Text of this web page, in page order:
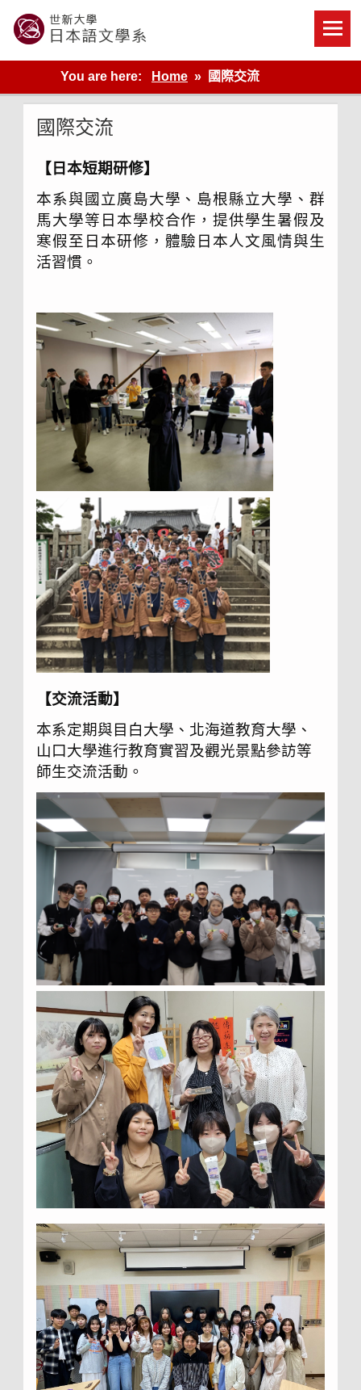
content
世新大學教學單位的網站
You are here:
Home 國際交流
國際交流
【日本短期研修】
本系與國立廣島大學、島根縣立大學、群
馬大學等日本學校合作，提供學生暑假及
寒假至日本研修，體驗日本人文風情與生
活習慣。
【交流活動】
本系定期與目白大學、北海道教育大學、
山口大學進行教育實習及觀光景點參訪等
師生交流活動。